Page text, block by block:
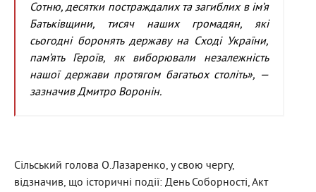
Сотню, десятки постраждалих та загиблих в ім’я
Батьківщини, тисяч наших громадян, які
сьогодні боронять державу на Сході України,
пам’ять Героїв, як виборювали незалежність
нашої держави протягом багатьох століть», —
зазначив Дмитро Воронін.
Сільський голова О.Лазаренко, у свою чергу,
відзначив, що історичні події: День Соборності, Акт